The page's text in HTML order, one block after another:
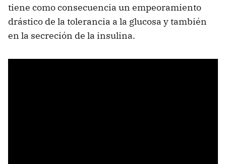
tiene como consecuencia un empeoramiento
drástico de la tolerancia a la glucosa y también
en la secreción de la insulina.